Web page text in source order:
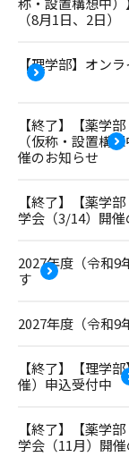
（8月1日、2日）
【理学部】オン
【終了】【薬学
（仮称・設置構
催のお知らせ
【終了】【薬学
学会（3/14）開
2027年度（令和9
す
2027年度（令和9
【終了】【理学
催）申込受付中
【終了】【薬学
学会（11月）開